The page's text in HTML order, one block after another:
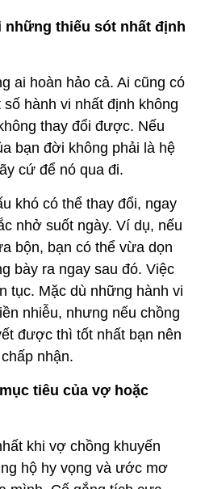
những thiếu sót nhất định
ai hoàn hảo cả. Ai cũng có
hành vi nhất định không
thay đổi được. Nếu
bạn đời không phải là hệ
cứ để nó qua đi.
khó có thể thay đổi, ngay
nhở suốt ngày. Ví dụ, nếu
bộn, bạn có thể vừa dọn
bày ra ngay sau đó. Việc
tục. Mặc dù những hành vi
nhiễu, nhưng nếu chồng
được thì tốt nhất bạn nên
nhận.
tiêu của vợ hoặc
khi vợ chồng khuyến
hộ hy vọng và ước mơ